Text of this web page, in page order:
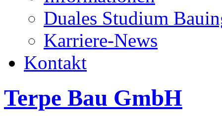
Duales Studium
Karriere-News
Kontakt
Terpe Bau GmbH